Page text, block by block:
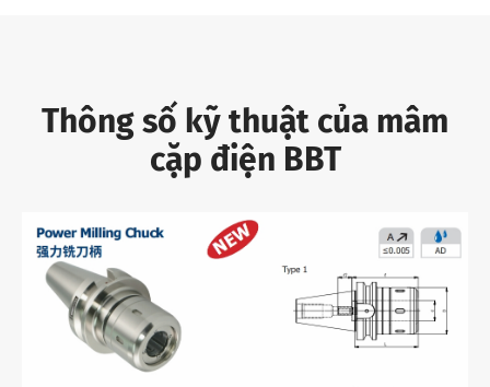
Thông số kỹ thuật của mâm
cặp điện BBT